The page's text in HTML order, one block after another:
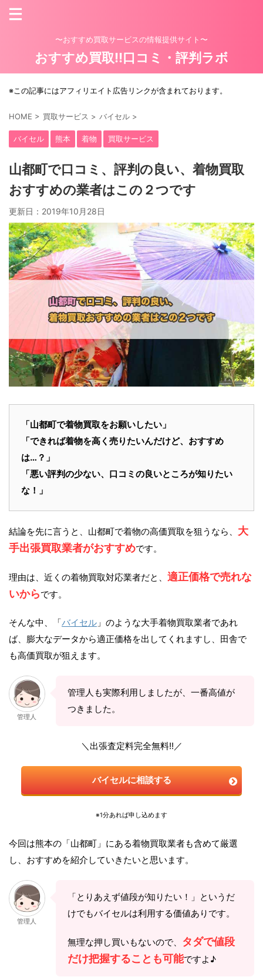
〜おすすめ買取サービスの情報提供サイト〜
おすすめ買取!!口コミ・評判ラボ
※この記事にはアフィリエイト広告リンクが含まれております。
HOME > 買取サービス > バイセル >
バイセル 熊本 着物 買取サービス
山都町で口コミ、評判の良い、着物買取
おすすめの業者はこの２つです
更新日： 2019年10月28日
「山都町で着物買取をお願いしたい」
「できれば着物を高く売りたいんだけど、おすすめ
は…？」
「悪い評判の少ない、口コミの良いところが知りたい
な！」
結論を先に言うと、山都町で着物の高価買取を狙うなら、 大
手出張買取業者がおすすめです。
理由は、近くの着物買取対応業者だと、 適正価格で売れな
いからです。
そんな中、「バイセル 」のような大手着物買取業者であれ
ば、膨大なデータから適正価格を出してくれますし、田舎で
も高価買取が狙えます。
管理人
管理人も実際利用しましたが、一番高値が
つきました。
＼出張査定料完全無料!!／
バイセルに相談する
※1分あれば申し込めます
今回は熊本の「山都町」にある着物買取業者も含めて厳選
し、おすすめを紹介していきたいと思います。
管理人
「とりあえず値段が知りたい！」というだ
けでもバイセルは利用する価値ありです。
無理な押し買いもないので、
タダで値段
だけ把握することも可能ですよ♪